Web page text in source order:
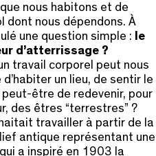
nous habitons et de
dont nous dépendons. À
une question simple :
le
d’atterrissage ?
travail corporel peut nous
un lieu, de sentir le
être de redevenir, pour
des êtres “terrestres” ?
travailler à partir de la
antique représentant une
a inspiré en 1903 la